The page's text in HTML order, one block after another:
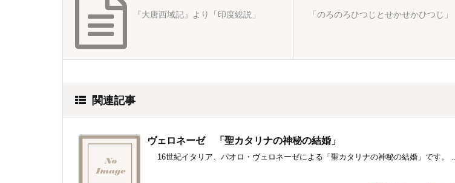
「のろのろひつじとせかせかひつじ」
『大唐西域記』より「印度総説」
関連記事
ヴェロネーゼ 「聖カタリナの神秘の結婚」
16世紀イタリア、パオロ・ヴェロネーゼによる「聖カタリナの神秘の結婚」です。 ...